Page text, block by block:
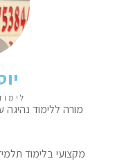
מורה ללימוד
מקצועי בלימוד